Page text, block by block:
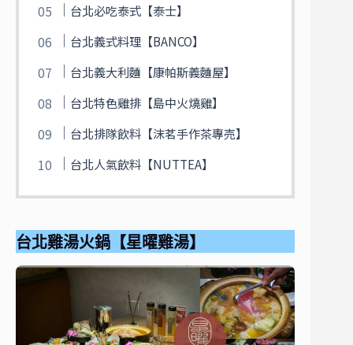
台北必吃泰式【泰士】
台北義式料理【BANCO】
台北義大利麵【康帕斯義麵屋】
台北特色雞排【島中火燒雞】
台北排隊飲料【沫茗手作茶專売】
台北人氣飲料【NUTTEA】
台北雞湯火鍋【星曜雞湯】